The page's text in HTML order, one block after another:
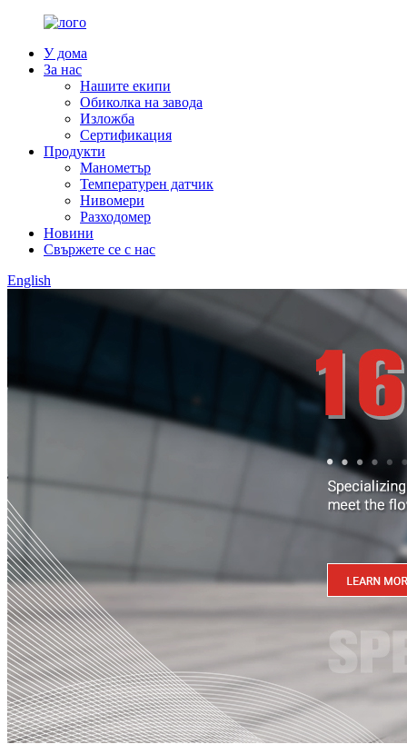
У дома
За нас
Нашите екипи
Обиколка на завода
Изложба
Сертификация
Продукти
Манометър
Температурен датчик
Нивомери
Разходомер
Новини
Свържете се с нас
English